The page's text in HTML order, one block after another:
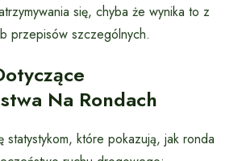
się, chyba że wynika to z
przepisów szczególnych.
Na Rondach
statystykom, które pokazują, jak ronda